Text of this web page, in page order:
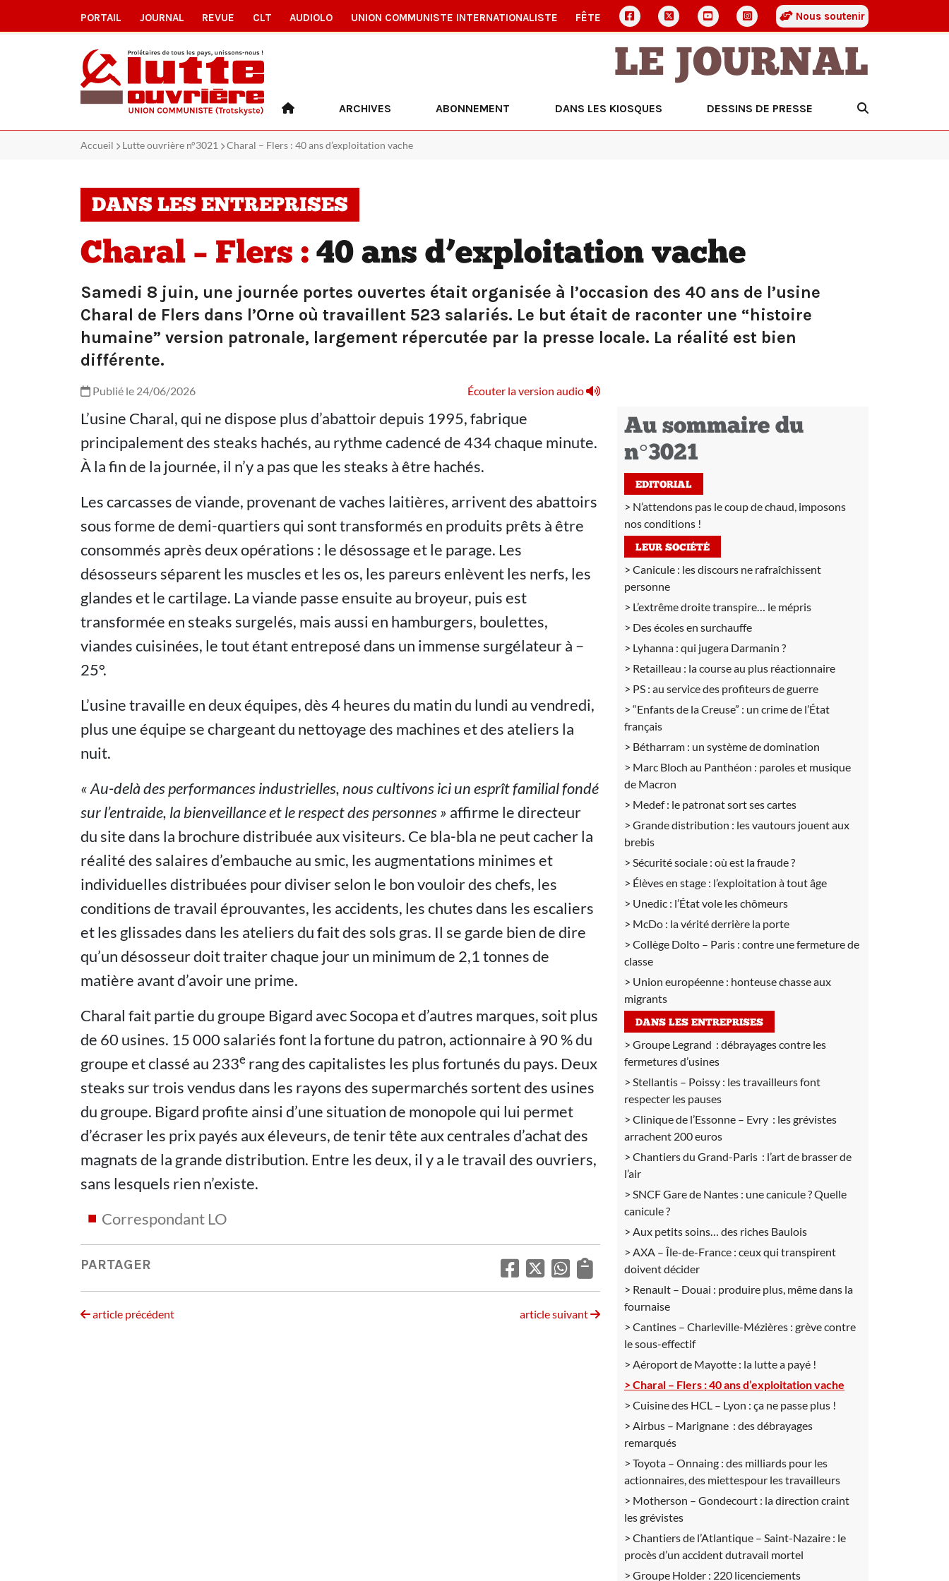
PORTAIL JOURNAL REVUE CLT AUDIOLO UNION COMMUNISTE INTERNATIONALISTE FÊTE Nous soutenir
LE JOURNAL
ARCHIVES ABONNEMENT DANS LES KIOSQUES DESSINS DE PRESSE
Accueil Lutte ouvrière n°3021 Charal – Flers : 40 ans d’exploitation vache
DANS LES ENTREPRISES
Charal – Flers : 40 ans d’exploitation vache
Samedi 8 juin, une journée portes ouvertes était organisée à l’occasion des 40 ans de l’usine
Charal de Flers dans l’Orne où travaillent 523 salariés. Le but était de raconter une “histoire
humaine” version patronale, largement répercutée par la presse locale. La réalité est bien
différente.
Publié le 24/06/2026 Écouter la version audio
L’usine Charal, qui ne dispose plus d’abattoir depuis 1995, fabrique
principalement des steaks hachés, au rythme cadencé de 434 chaque minute.
À la fin de la journée, il n’y a pas que les steaks à être hachés.
Les carcasses de viande, provenant de vaches laitières, arrivent des abattoirs
sous forme de demi-quartiers qui sont transformés en produits prêts à être
consommés après deux opérations : le désossage et le parage. Les
désosseurs séparent les muscles et les os, les pareurs enlèvent les nerfs, les
glandes et le cartilage. La viande passe ensuite au broyeur, puis est
transformée en steaks surgelés, mais aussi en hamburgers, boulettes,
viandes cuisinées, le tout étant entreposé dans un immense surgélateur à –
25°.
L’usine travaille en deux équipes, dès 4 heures du matin du lundi au vendredi,
plus une équipe se chargeant du nettoyage des machines et des ateliers la
nuit.
« Au-delà des performances industrielles, nous cultivons ici un esprît familial fondé
sur l’entraide, la bienveillance et le respect des personnes » affirme le directeur
du site dans la brochure distribuée aux visiteurs. Ce bla-bla ne peut cacher la
réalité des salaires d’embauche au smic, les augmentations minimes et
individuelles distribuées pour diviser selon le bon vouloir des chefs, les
conditions de travail éprouvantes, les accidents, les chutes dans les escaliers
et les glissades dans les ateliers du fait des sols gras. Il se garde bien de dire
qu’un désosseur doit traiter chaque jour un minimum de 2,1 tonnes de
matière avant d’avoir une prime.
Charal fait partie du groupe Bigard avec Socopa et d’autres marques, soit plus
de 60 usines. 15 000 salariés font la fortune du patron, actionnaire à 90 % du
groupe et classé au 233e rang des capitalistes les plus fortunés du pays. Deux
steaks sur trois vendus dans les rayons des supermarchés sortent des usines
du groupe. Bigard profite ainsi d’une situation de monopole qui lui permet
d’écraser les prix payés aux éleveurs, de tenir tête aux centrales d’achat des
magnats de la grande distribution. Entre les deux, il y a le travail des ouvriers,
sans lesquels rien n’existe.
Correspondant LO
PARTAGER
article précédent article suivant
Au sommaire du
n°3021
EDITORIAL
N’attendons pas le coup de chaud, imposons
nos conditions !
LEUR SOCIÉTÉ
Canicule : les discours ne rafraîchissent
personne
L’extrême droite transpire… le mépris
Des écoles en surchauffe
Lyhanna : qui jugera Darmanin ?
Retailleau : la course au plus réactionnaire
PS : au service des profiteurs de guerre
“Enfants de la Creuse” : un crime de l’État
français
Bétharram : un système de domination
Marc Bloch au Panthéon : paroles et musique
de Macron
Medef : le patronat sort ses cartes
Grande distribution : les vautours jouent aux
brebis
Sécurité sociale : où est la fraude ?
Élèves en stage : l’exploitation à tout âge
Unedic : l’État vole les chômeurs
McDo : la vérité derrière la porte
Collège Dolto – Paris : contre une fermeture de
classe
Union européenne : honteuse chasse aux
migrants
DANS LES ENTREPRISES
Groupe Legrand : débrayages contre les
fermetures d’usines
Stellantis – Poissy : les travailleurs font
respecter les pauses
Clinique de l’Essonne – Evry : les grévistes
arrachent 200 euros
Chantiers du Grand-Paris : l’art de brasser de
l’air
SNCF Gare de Nantes : une canicule ? Quelle
canicule ?
Aux petits soins… des riches Baulois
AXA – Île-de-France : ceux qui transpirent
doivent décider
Renault – Douai : produire plus, même dans la
fournaise
Cantines – Charleville-Mézières : grève contre
le sous-effectif
Aéroport de Mayotte : la lutte a payé !
Charal – Flers :40 ans d’exploitation vache
Cuisine des HCL – Lyon : ça ne passe plus !
Airbus – Marignane : des débrayages
remarqués
Toyota – Onnaing : des milliards pour les
actionnaires, des miettespour les travailleurs
Motherson – Gondecourt : la direction craint
les grévistes
Chantiers de l’Atlantique – Saint-Nazaire : le
procès d’un accident dutravail mortel
Groupe Holder : 220 licenciements